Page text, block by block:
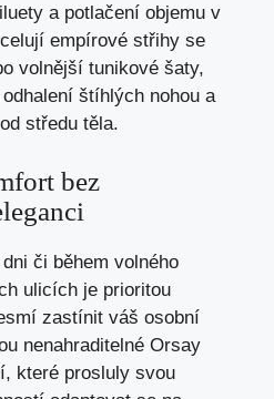
a potlačení objemu v
empírové střihy se
volnější tunikové šaty,
štíhlých nohou a
středu těla.
bez
či během volného
ulicích je prioritou
zastínit váš osobní
nenahraditelné Orsay
které prosluly svou